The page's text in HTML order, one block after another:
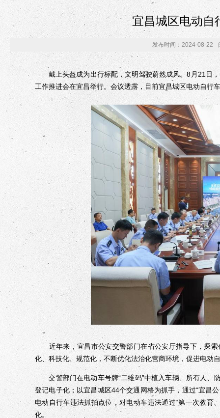
宜昌城区电动自
发布时间：2024-08-22
戴上头盔成为出行标配，文明驾驶蔚然成风。8月21日，
工作推进会在宜昌举行。会议透露，目前宜昌城区电动自行
近年来，宜昌市公安交警部门在省公安厅指导下，探索
化、科技化、规范化，不断优化法治化营商环境，促进电动
交警部门在电动车号牌“二维码”中植入车辆、所有人、
登记电子化；以宜昌城区44个交通网格为抓手，通过“宜昌
电动自行车违法抓拍点位，对电动车违法通过“第一次教育
化。